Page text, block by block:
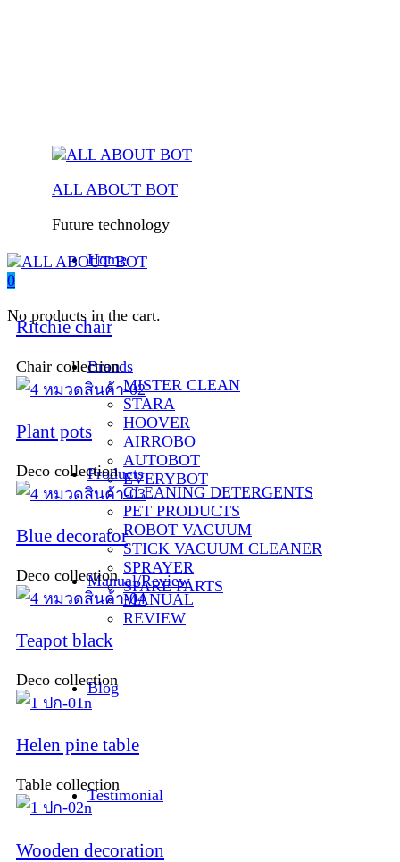
ALL ABOUT BOT
Future technology
Home
Brands
MISTER CLEAN
STARA
HOOVER
AIRROBO
AUTOBOT
EVERYBOT
Products
CLEANING DETERGENTS
PET PRODUCTS
ROBOT VACUUM
STICK VACUUM CLEANER
SPRAYER
SPARE PARTS
Manual/Review
MANUAL
REVIEW
Blog
Testimonial
0
No products in the cart.
Ritchie chair
Chair collection
Plant pots
Deco collection
Blue decorator
Deco collection
Teapot black
Deco collection
Helen pine table
Table collection
Wooden decoration